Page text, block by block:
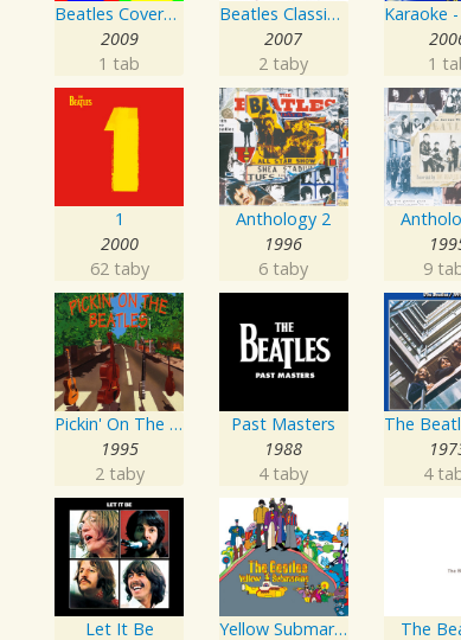
Beatles Covered - A Tribute To Lennon & McCartney Vol. 2
2009
1 tab
Beatles Classics - From Me To You
2007
2 taby
1
1
2000
62 taby
Anthology 2
1996
6 taby
9
Pickin' On The Beatles
1995
2 taby
Past Masters
1988
4 taby
4
Let It Be Yellow Submarine The